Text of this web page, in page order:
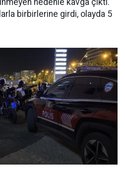
nedenle kavga çıktı.
birbirlerine girdi, olayda 5